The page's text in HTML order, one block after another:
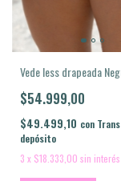
Vede less drapeada
$54.999,00
$49.499,10 con
depósito
3 x $18.333,00 sin interés